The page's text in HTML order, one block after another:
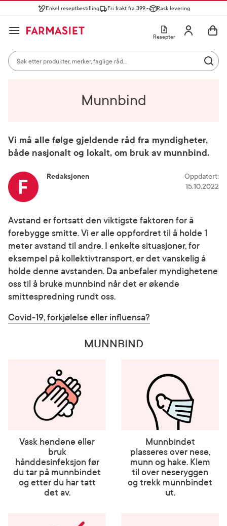
Enkel reseptbestilling Fri frakt fra 399,- Rask levering
GÅ TIL INNHOLD
TIL HANDLEKURVEN
Åpne
Søk i apotek
Utfør
Resepter Min profil
Hjem
Munnbind
Munnbind
Vi må alle følge gjeldende råd fra myndigheter,
både nasjonalt og lokalt, om bruk av munnbind.
Redaksjonen Oppdatert:
15.10.2022
Avstand er fortsatt den viktigste faktoren for å
forebygge smitte. Vi er alle oppfordret til å holde 1
meter avstand til andre. I enkelte situasjoner, for
eksempel på kollektivtransport, er det vanskelig å
holde denne avstanden. Da anbefaler myndighetene
oss til å bruke munnbind når det er økende
smittespredning rundt oss.
Covid-19, forkjølelse eller influensa?
MUNNBIND
Vask hendene eller
bruk
hånddesinfeksjon før
du tar på munnbindet
og etter du har tatt
det av.
Munnbindet
plasseres over nese,
munn og hake. Klem
til over neseryggen
og trekk munnbindet
ut.
Søk i apotek
Skriv inn minst ett tegn for å se forslag, eller trykk søk.
Mest søkte kategorier
paracet
magnesium
cosmica